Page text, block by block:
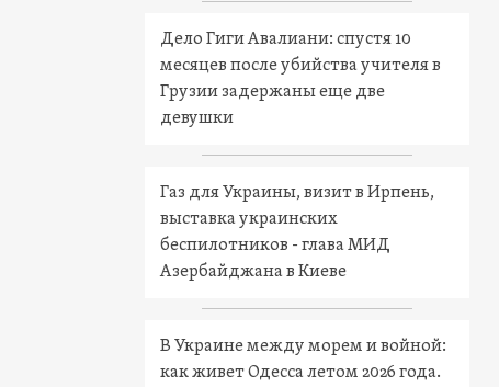
Дело Гиги Авалиани: спустя 10
месяцев после убийства учителя в
Грузии задержаны еще две
девушки
Газ для Украины, визит в Ирпень,
выставка украинских
беспилотников - глава МИД
Азербайджана в Киеве
В Украине между морем и войной:
как живет Одесса летом 2026 года.